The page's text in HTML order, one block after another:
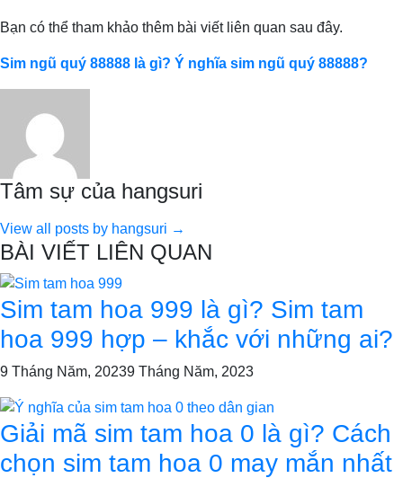
Bạn có thể tham khảo thêm bài viết liên quan sau đây.
Sim ngũ quý 88888 là gì? Ý nghĩa sim ngũ quý 88888?
Tâm sự của hangsuri
View all posts by hangsuri →
BÀI VIẾT LIÊN QUAN
Sim tam hoa 999 là gì? Sim tam
hoa 999 hợp – khắc với những ai?
9 Tháng Năm, 20239 Tháng Năm, 2023
Giải mã sim tam hoa 0 là gì? Cách
chọn sim tam hoa 0 may mắn nhất